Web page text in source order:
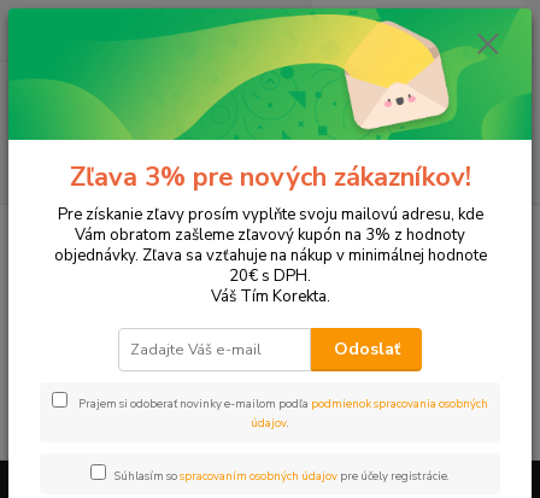
Hľadať
ks
za 0,00 EUR
Tonery a náplne do tlačiarní Hewlett Packard
HP LaserJet
LaserJet P1108
LaserJet P1108
V tejto kategórii nebol nájdený žiadny tovar.
Zľava 3% pre nových zákazníkov!
Pre získanie zľavy prosím vyplňte svoju mailovú adresu, kde
Vám obratom zašleme zľavový kupón na 3% z hodnoty
objednávky. Zľava sa vzťahuje na nákup v minimálnej hodnote
20€ s DPH.
Váš Tím Korekta.
Odoslať
Prajem si odoberať novinky e-mailom podľa podmienok spracovania osobných
údajov.
Súhlasím sospracovaním osobných údajov pre účely registrácie.